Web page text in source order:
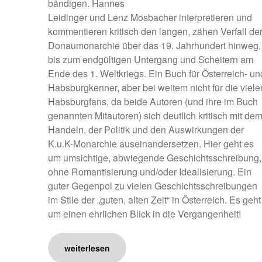
bändigen. Hannes
Leidinger und Lenz Mosbacher interpretieren und
kommentieren kritisch den langen, zähen Verfall der
Donaumonarchie über das 19. Jahrhundert hinweg,
bis zum endgültigen Untergang und Scheitern am
Ende des 1. Weltkriegs. Ein Buch für Österreich-
Habsburgkenner, aber bei weitem nicht für die
Habsburgfans, da beide Autoren (und ihre im Buch
genannten Mitautoren) sich deutlich kritisch mit dem
Handeln, der Politik und den Auswirkungen der
K.u.K-Monarchie auseinandersetzen. Hier geht es
um umsichtige, abwiegende Geschichtsschreibung,
ohne Romantisierung und/oder Idealisierung. Ein
guter Gegenpol zu vielen Geschichtsschreibungen
im Stile der „guten, alten Zeit“ in Österreich. Es geht
um einen ehrlichen Blick in die Vergangenheit!
weiterlesen